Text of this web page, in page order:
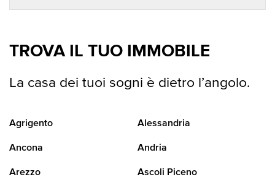
TROVA IL TUO IMMOBILE
La casa dei tuoi sogni è dietro l’angolo.
Agrigento Alessandria
Ancona Andria
Arezzo Ascoli Piceno